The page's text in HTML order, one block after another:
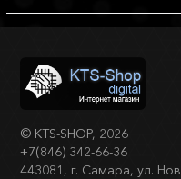
© KTS-SHOP, 2026
+7(846) 342-66-36
443081, г. Самара, ул.